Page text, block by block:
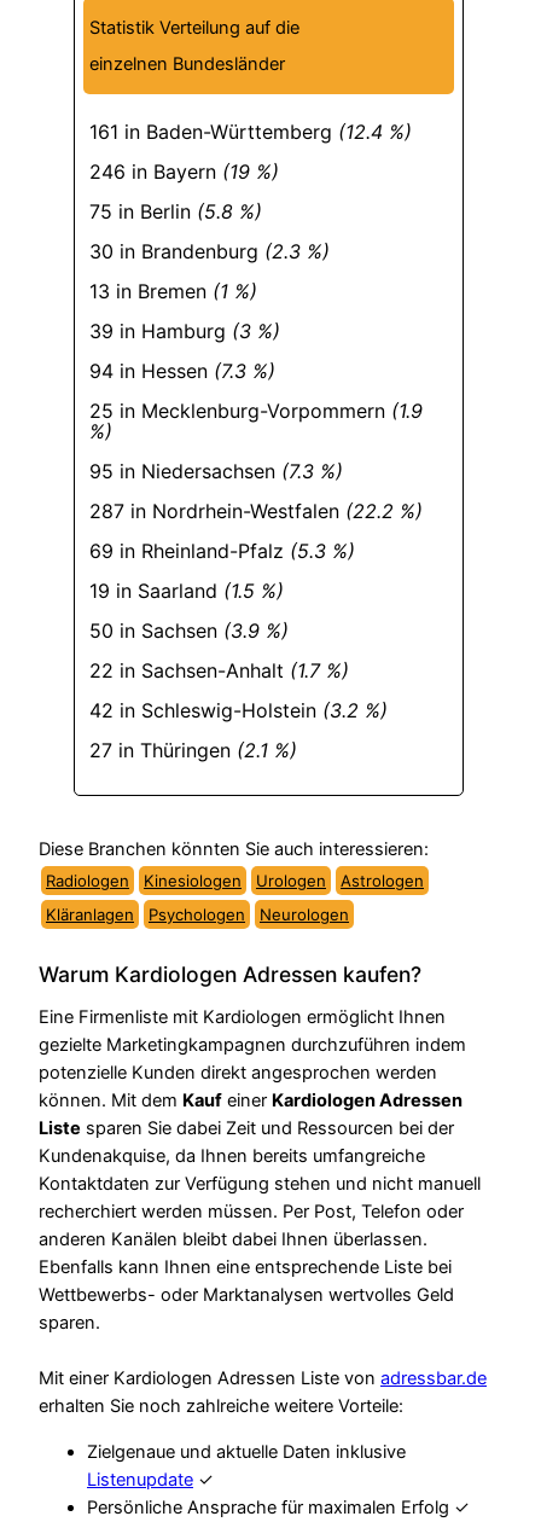
Statistik Verteilung auf die
einzelnen Bundesländer
161 in Baden-Württemberg (12.4 %)
246 in Bayern (19 %)
75 in Berlin (5.8 %)
30 in Brandenburg (2.3 %)
13 in Bremen (1 %)
39 in Hamburg (3 %)
94 in Hessen (7.3 %)
25 in Mecklenburg-Vorpommern (1.9
%)
95 in Niedersachsen (7.3 %)
287 in Nordrhein-Westfalen (22.2 %)
69 in Rheinland-Pfalz (5.3 %)
19 in Saarland (1.5 %)
50 in Sachsen (3.9 %)
22 in Sachsen-Anhalt (1.7 %)
42 in Schleswig-Holstein (3.2 %)
27 in Thüringen (2.1 %)
Diese Branchen könnten Sie auch interessieren:
Radiologen Kinesiologen Urologen
Astrologen
Kläranlagen
Psychologen Neurologen
Warum Kardiologen Adressen kaufen?
Eine Firmenliste mit Kardiologen ermöglicht Ihnen
gezielte Marketingkampagnen durchzuführen indem
potenzielle Kunden direkt angesprochen werden
können. Mit dem Kauf einer Kardiologen Adressen
Liste sparen Sie dabei Zeit und Ressourcen bei der
Kundenakquise, da Ihnen bereits umfangreiche
Kontaktdaten zur Verfügung stehen und nicht manuell
recherchiert werden müssen. Per Post, Telefon oder
anderen Kanälen bleibt dabei Ihnen überlassen.
Ebenfalls kann Ihnen eine entsprechende Liste bei
Wettbewerbs- oder Marktanalysen wertvolles Geld
sparen.
Mit einer Kardiologen Adressen Liste von adressbar.de
erhalten Sie noch zahlreiche weitere Vorteile:
Zielgenaue und aktuelle Daten inklusive
Listenupdate ✓
Persönliche Ansprache für maximalen Erfolg ✓